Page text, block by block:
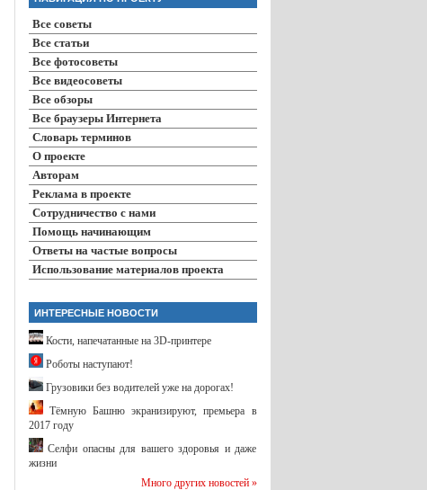
Все советы
Все статьи
Все фотосоветы
Все видеосоветы
Все обзоры
Все браузеры Интернета
Словарь терминов
О проекте
Авторам
Реклама в проекте
Сотрудничество с нами
Помощь начинающим
Ответы на частые вопросы
Использование материалов проекта
ИНТЕРЕСНЫЕ НОВОСТИ
Кости, напечатанные на 3D-принтере
Роботы наступают!
Грузовики без водителей уже на дорогах!
Тёмную Башню экранизируют, премьера в
2017 году
Селфи опасны для вашего здоровья и даже
жизни
Много других новостей »